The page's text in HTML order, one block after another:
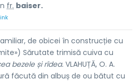
fr. baiser.
de obicei în construcție cu
Sărutate trimisă cuiva cu
bezele și rîdea. VLAHUȚĂ, O. A.
făcută din albuș de ou bătut cu